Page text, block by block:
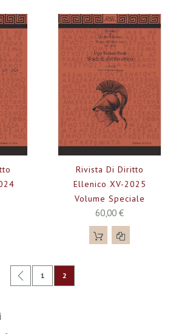
Rivista Di Diritto
Ellenico XV-2025
Volume Speciale
60,00 €
Pagina Pagina
Precedente
Pagina
1 Attualmente stai leggendo la
2